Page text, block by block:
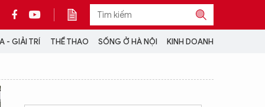
- GIẢI TRÍ THỂ THAO SỐNG Ở HÀ NỘI KINH DOANH